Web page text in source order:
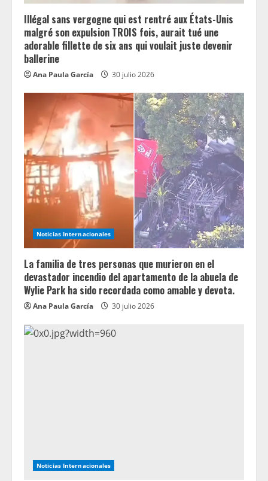
Illégal sans vergogne qui est rentré aux États-Unis
malgré son expulsion TROIS fois, aurait tué une
adorable fillette de six ans qui voulait juste devenir
ballerine
Ana Paula García 30 julio 2026
Noticias Internacionales
La familia de tres personas que murieron en el
devastador incendio del apartamento de la abuela de
Wylie Park ha sido recordada como amable y devota.
Ana Paula García 30 julio 2026
Noticias Internacionales